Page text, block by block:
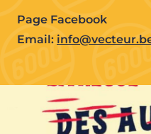
Page Facebook
Email: